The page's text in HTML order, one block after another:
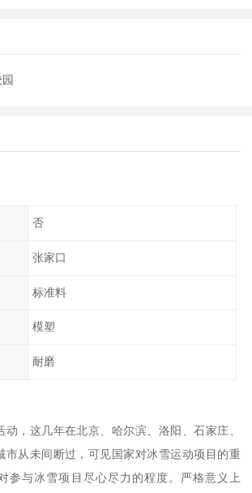
否
张家口
标准料
模塑
耐磨
，这几年在北京、哈尔滨、洛阳、石家庄、
市从未间断过，可见国家对冰雪运动项目的重
参与冰雪项目尽心尽力的程度。严格意义上